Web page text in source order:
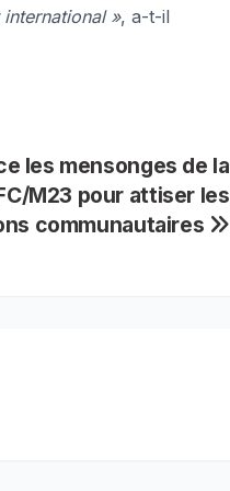
», a-t-il
les mensonges de la
M23 pour attiser les
communautaires